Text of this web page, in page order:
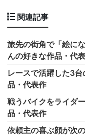
関連記事
旅先の街角で「絵に
んの好きな作品・代
レースで活躍した3
品・代表作
戦うバイクをライダ
品・代表作
依頼主の喜ぶ顔が次